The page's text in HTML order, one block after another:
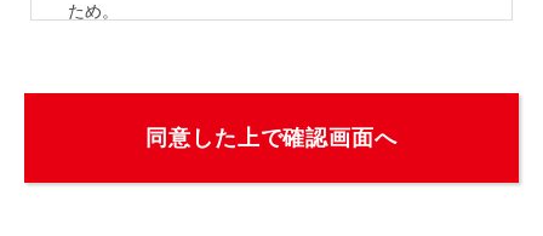
ため。
せを受け取る」にチェックされた場合のみ）
【第三者への提供】